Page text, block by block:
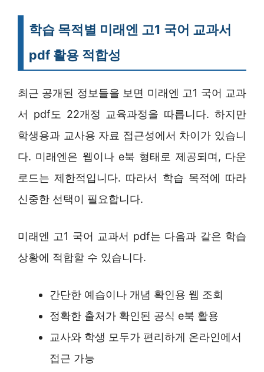
학습 목적별 미래엔 고1 국어 교과서
pdf 활용 적합성
최근 공개된 정보들을 보면 미래엔 고1 국어 교과
서 pdf도 22개정 교육과정을 따릅니다. 하지만
학생용과 교사용 자료 접근성에서 차이가 있습니
다. 미래엔은 웹이나 e북 형태로 제공되며, 다운
로드는 제한적입니다. 따라서 학습 목적에 따라
신중한 선택이 필요합니다.
미래엔 고1 국어 교과서 pdf는 다음과 같은 학습
상황에 적합할 수 있습니다.
간단한 예습이나 개념 확인용 웹 조회
정확한 출처가 확인된 공식 e북 활용
교사와 학생 모두가 편리하게 온라인에서
접근 가능